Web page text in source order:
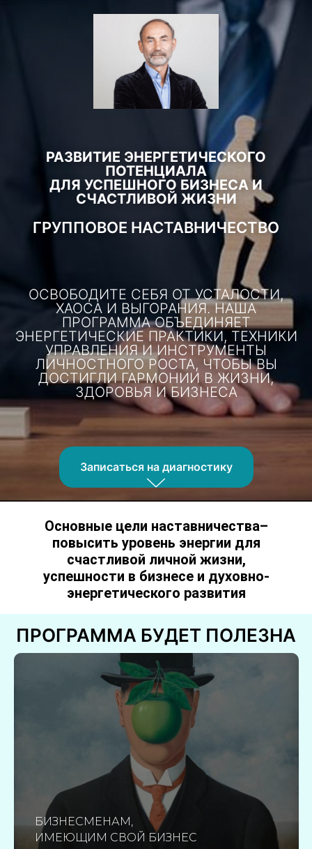
РАЗВИТИЕ ЭНЕРГЕТИЧЕСКОГО
ПОТЕНЦИАЛА
ДЛЯ УСПЕШНОГО БИЗНЕСА И
СЧАСТЛИВОЙ ЖИЗНИ
ГРУППОВОЕ НАСТАВНИЧЕСТВО
ОСВОБОДИТЕ СЕБЯ ОТ УСТАЛОСТИ,
ХАОСА И ВЫГОРАНИЯ. НАША
ПРОГРАММА ОБЪЕДИНЯЕТ
ЭНЕРГЕТИЧЕСКИЕ ПРАКТИКИ, ТЕХНИКИ
УПРАВЛЕНИЯ И ИНСТРУМЕНТЫ
ЛИЧНОСТНОГО РОСТА, ЧТОБЫ ВЫ
ДОСТИГЛИ ГАРМОНИИ В ЖИЗНИ,
ЗДОРОВЬЯ И БИЗНЕСА
Записаться на диагностику
Основные цели наставничества–
повысить уровень энергии для
счастливой личной жизни,
успешности в бизнесе и духовно-
энергетического развития
ПРОГРАММА БУДЕТ ПОЛЕЗНА
БИЗНЕСМЕНАМ,
ИМЕЮЩИМ СВОЙ БИЗНЕС